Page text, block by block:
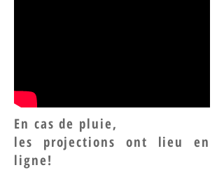
En cas de pluie,
les projections ont lieu en
ligne!